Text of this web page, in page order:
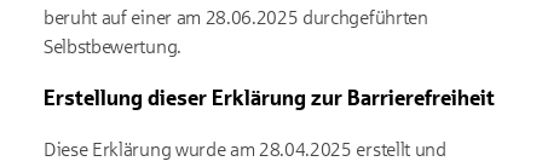
beruht auf einer am 28.06.2025 durchgeführten
Selbstbewertung.
Erstellung dieser Erklärung zur Barrierefreiheit
Diese Erklärung wurde am 28.04.2025 erstellt und